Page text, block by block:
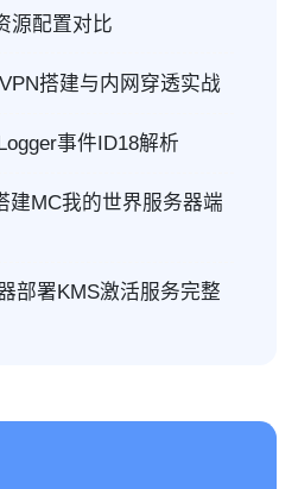
源配置对比
搭建与内网穿透实战
事件ID18解析
建MC我的世界服务器端
部署KMS激活服务完整